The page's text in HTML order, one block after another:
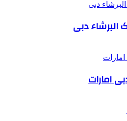
البرشاء دبی
امارات